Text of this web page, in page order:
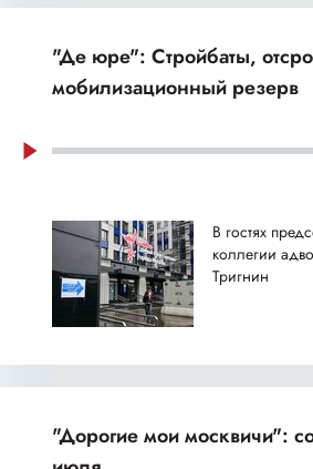
"Де юре": Стройбаты,
мобилизационный резерв
В гостях
коллегии
Тригнин
"Дорогие мои москвичи":